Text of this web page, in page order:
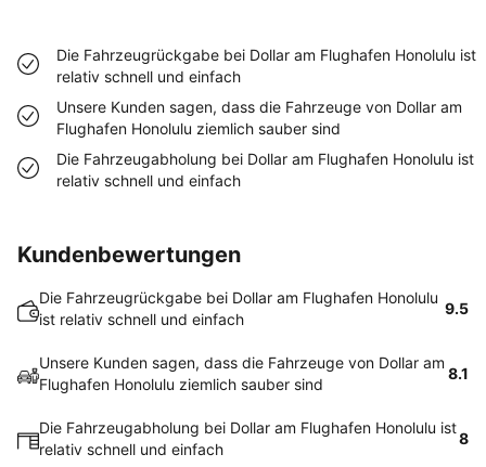
Die Fahrzeugrückgabe bei Dollar am Flughafen Honolulu ist
relativ schnell und einfach
Unsere Kunden sagen, dass die Fahrzeuge von Dollar am
Flughafen Honolulu ziemlich sauber sind
Die Fahrzeugabholung bei Dollar am Flughafen Honolulu ist
relativ schnell und einfach
Kundenbewertungen
Die Fahrzeugrückgabe bei Dollar am Flughafen Honolulu
ist relativ schnell und einfach
9.5
Unsere Kunden sagen, dass die Fahrzeuge von Dollar am
Flughafen Honolulu ziemlich sauber sind
8.1
Die Fahrzeugabholung bei Dollar am Flughafen Honolulu ist
relativ schnell und einfach
8